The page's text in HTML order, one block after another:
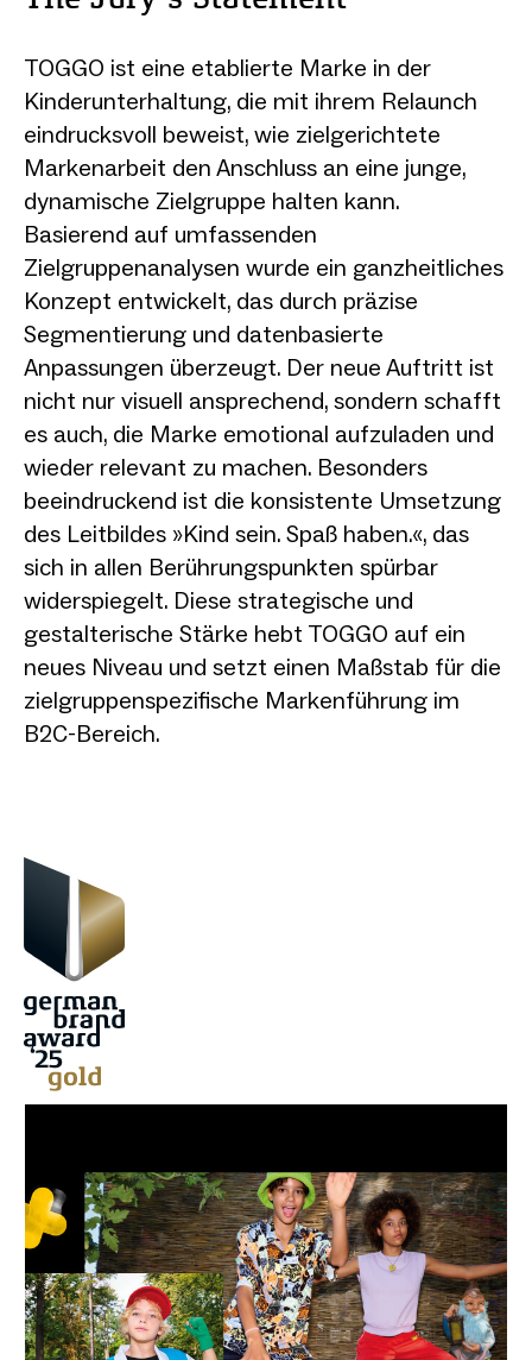
TOGGO ist eine etablierte Marke in der
Kinderunterhaltung, die mit ihrem Relaunch
eindrucksvoll beweist, wie zielgerichtete
Markenarbeit den Anschluss an eine junge,
dynamische Zielgruppe halten kann.
Basierend auf umfassenden
Zielgruppenanalysen wurde ein ganzheitliches
Konzept entwickelt, das durch präzise
Segmentierung und datenbasierte
Anpassungen überzeugt. Der neue Auftritt ist
nicht nur visuell ansprechend, sondern schafft
es auch, die Marke emotional aufzuladen und
wieder relevant zu machen. Besonders
beeindruckend ist die konsistente Umsetzung
des Leitbildes »Kind sein. Spaß haben.«, das
sich in allen Berührungspunkten spürbar
widerspiegelt. Diese strategische und
gestalterische Stärke hebt TOGGO auf ein
neues Niveau und setzt einen Maßstab für die
zielgruppenspezifische Markenführung im
B2C-Bereich.